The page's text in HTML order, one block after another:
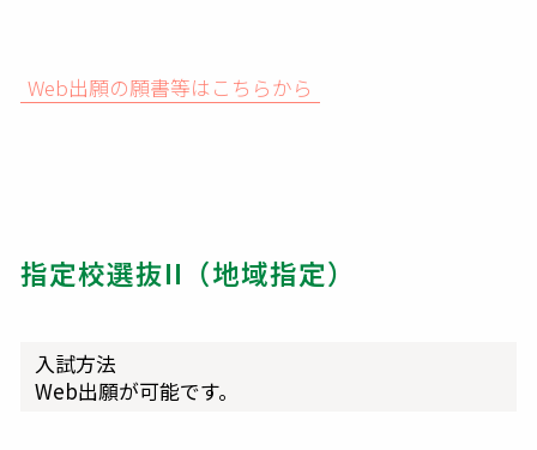
Web出願の願書等はこちらから
指定校選抜II（地域指定）
入試方法
Web出願が可能です。